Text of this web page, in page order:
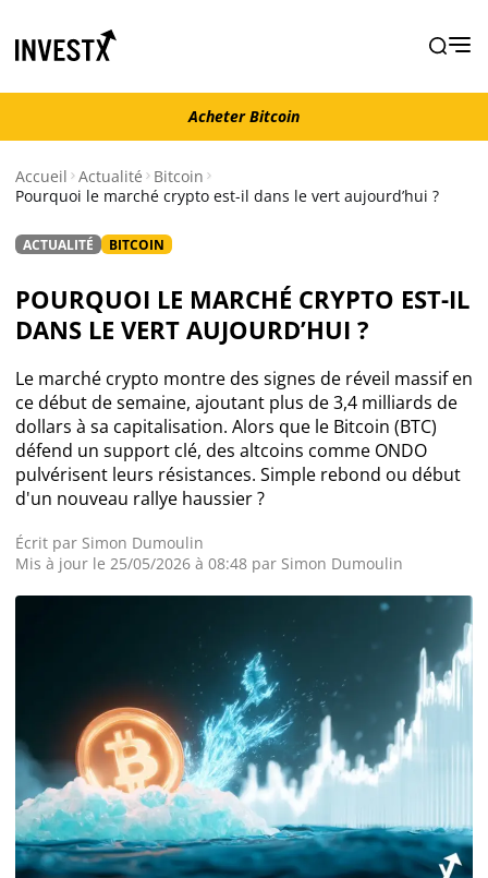
Acheter Bitcoin
Actualité Ethereum
Actualité Altcoins
Actualité NFT
Acheter Cryptomonnaies
Prédictions
Cryptomonnaies
Acheter Bitcoin
Accueil Actualité
Bitcoin
Pourquoi le marché crypto est-il dans le vert aujourd’hui ?
ACTUALITÉ BITCOIN
POURQUOI LE MARCHÉ CRYPTO EST-IL
DANS LE VERT AUJOURD’HUI ?
Le marché crypto montre des signes de réveil massif en
ce début de semaine, ajoutant plus de 3,4 milliards de
dollars à sa capitalisation. Alors que le Bitcoin (BTC)
défend un support clé, des altcoins comme ONDO
pulvérisent leurs résistances. Simple rebond ou début
d'un nouveau rallye haussier ?
Écrit par Simon Dumoulin
Mis à jour le 25/05/2026 à 08:48 par Simon Dumoulin